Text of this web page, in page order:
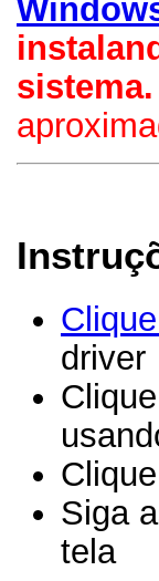
sistema.
driver
Clique
Clique
Siga
tela